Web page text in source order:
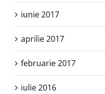
iunie 2017
aprilie 2017
februarie 2017
iulie 2016